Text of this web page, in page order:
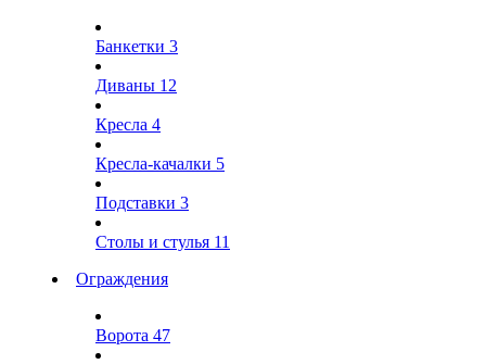
Банкетки 3
Диваны 12
Кресла 4
Кресла-качалки 5
Подставки 3
Столы и стулья 11
Ограждения
Ворота 47